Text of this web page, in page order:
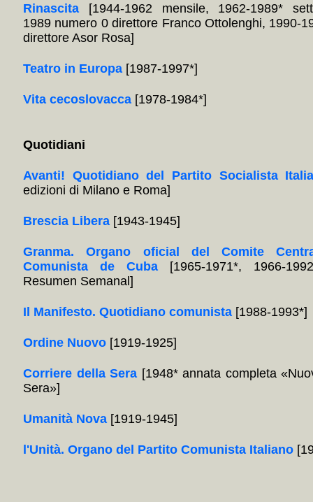
Rinascita [1944-1962 mensile, 1962-1989*
1989 numero 0 direttore Franco Ottolenghi, 1990-
direttore Asor Rosa]
Teatro in Europa [1987-1997*]
Vita cecoslovacca [1978-1984*]
Quotidiani
Avanti! Quotidiano del Partito Socialista
edizioni di Milano e Roma]
Brescia Libera [1943-1945]
Granma. Organo oficial del Comite
Comunista de Cuba [1965-1971*, 1966-
Resumen Semanal]
Il Manifesto. Quotidiano comunista [1988-1993*]
Ordine Nuovo [1919-1925]
Corriere della Sera [1948* annata completa
Sera»]
Umanità Nova [1919-1945]
l'Unità. Organo del Partito Comunista Italiano